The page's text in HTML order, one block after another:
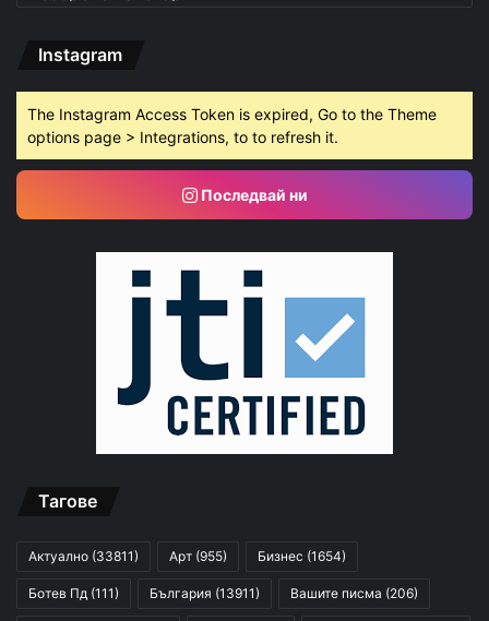
Instagram
The Instagram Access Token is expired, Go to the Theme
options page > Integrations, to to refresh it.
Последвай ни
Тагове
Актуално (33811) Арт (955) Бизнес (1654)
Ботев Пд (111) България (13911) Вашите писма (206)